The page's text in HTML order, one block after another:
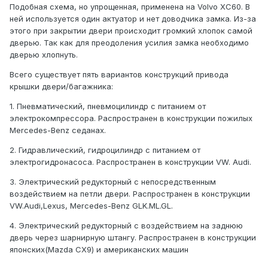
Подобная схема, но упрощенная, применена на Volvo XC60. В
ней используется один актуатор и нет доводчика замка. Из-за
этого при закрытии двери происходит громкий хлопок самой
дверью. Так как для преодоления усилия замка необходимо
дверью хлопнуть.
Всего существует пять вариантов конструкций привода
крышки двери/багажника:
1. Пневматический, пневмоцилиндр с питанием от
электрокомпрессора. Распространен в конструкции пожилых
Mercedes-Benz седанах.
2. Гидравлический, гидроцилиндр с питанием от
электрогидронасоса. Распространен в конструкции VW. Audi.
3. Электрический редукторный с непосредственным
воздействием на петли двери. Распространен в конструкции
VW.Audi,Lexus, Mercedes-Benz GLK.ML.GL.
4. Электрический редукторный с воздействием на заднюю
дверь через шарнирную штангу. Распространен в конструкции
японских(Mazda CX9) и американских машин